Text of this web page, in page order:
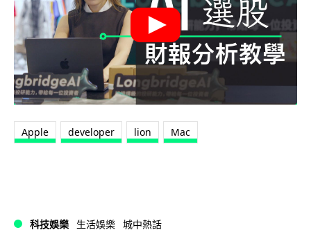
Apple developer lion Mac
科技娛樂 生活娛樂 城中熱話